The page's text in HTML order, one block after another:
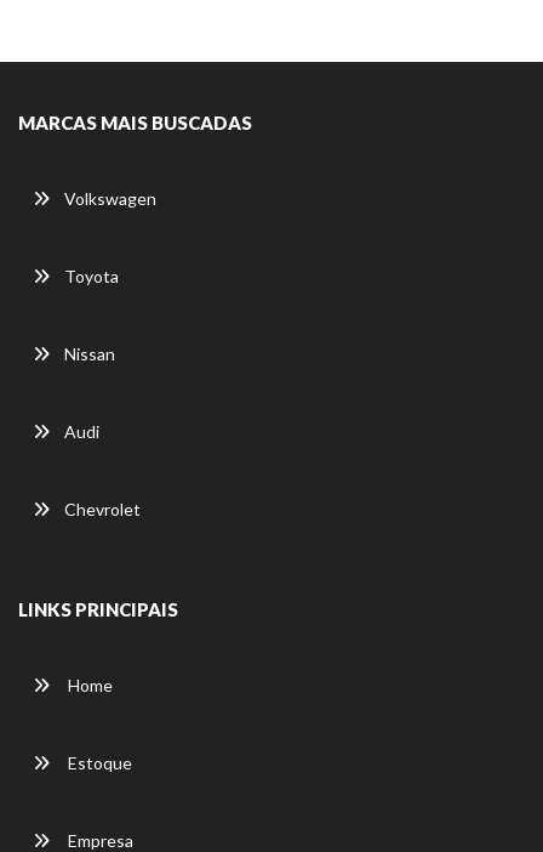
MARCAS MAIS BUSCADAS
Volkswagen
Toyota
Nissan
Audi
Chevrolet
LINKS PRINCIPAIS
Home
Estoque
Empresa